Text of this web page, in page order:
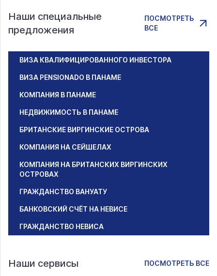
Наши специальные
предложения
ПОСМОТРЕТЬ
ВСЕ
ВИЗА КВАЛИФИЦИРОВАННОГО ИНВЕСТОРА
ВИЗА PENSIONADO В ПАНАМЕ
КОМПАНИЯ В ПАНАМЕ
НЕДВИЖИМОСТЬ В ПАНАМЕ
БРИТАНСКИЕ ВИРГИНСКИЕ ОСТРОВА
КОМПАНИЯ НА СЕЙШЕЛАХ
КОМПАНИЯ НА БРИТАНСКИХ ВИРГИНСКИХ
ОСТРОВАХ
ГРАЖДАНСТВО ВАНУАТУ
БАНКОВСКИЙ СЧЁТ НА НЕВИСЕ
ГРАЖДАНСТВО НЕВИСА
Наши сервисы ПОСМОТРЕТЬ ВСЕ